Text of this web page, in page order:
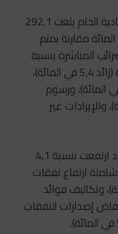
وأورد المصدر ذاته، أن المداخيل العادية الخام بلغت 292,1
بارتفاع نسبته 10,4 في المائة مقارنة بمتم
الضرائب المباشرة بنسبة
14,2 في المائة، والرسوم الجمركية (زائد 5,4 في المائة)،
غير المباشرة (زائد 13,9 في المائة)، ورسوم
6 في المائة)، والإيرادات غير
وفي ما يخص النفقات العادية، فقد ارتفعت بنسبة 4,1
مليار درهم، شاملة ارتفاع نفقات
7,1 في المائة)، وتكاليف فوائد
انخفاض إصدارات النفقات